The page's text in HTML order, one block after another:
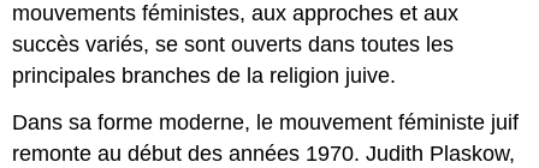
mouvements féministes, aux approches et aux
succès variés, se sont ouverts dans toutes les
principales branches de la religion juive.
Dans sa forme moderne, le mouvement féministe juif
remonte au début des années 1970. Judith Plaskow,